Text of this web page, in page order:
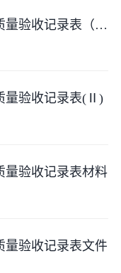
预制构件模板工程检验批质量验收记录表（Ⅱ）
量验收记录表(Ⅱ)
量验收记录表材料
量验收记录表文件